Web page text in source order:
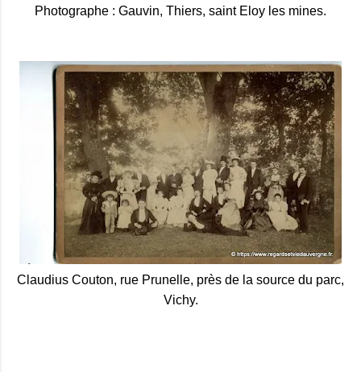
Photographe : Gauvin, Thiers, saint Eloy les mines.
Claudius Couton, rue Prunelle, près de la source du parc,
Vichy.